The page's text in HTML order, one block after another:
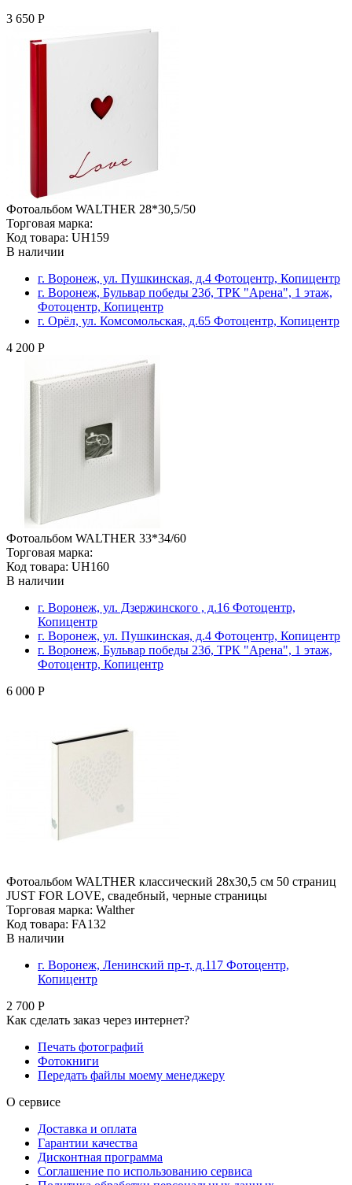
3 650 Р
Фотоальбом WALTHER 28*30,5/50
Торговая марка:
Код товара: UH159
В наличии
г. Воронеж, ул. Пушкинская, д.4 Фотоцентр, Копицентр
г. Воронеж, Бульвар победы 23б, ТРК "Арена", 1 этаж,
Фотоцентр, Копицентр
г. Орёл, ул. Комсомольская, д.65 Фотоцентр, Копицентр
4 200 Р
Фотоальбом WALTHER 33*34/60
Торговая марка:
Код товара: UH160
В наличии
г. Воронеж, ул. Дзержинского , д.16 Фотоцентр,
Копицентр
г. Воронеж, ул. Пушкинская, д.4 Фотоцентр, Копицентр
г. Воронеж, Бульвар победы 23б, ТРК "Арена", 1 этаж,
Фотоцентр, Копицентр
6 000 Р
Фотоальбом WALTHER классический 28x30,5 см 50 страниц
JUST FOR LOVE, свадебный, черные страницы
Торговая марка: Walther
Код товара: FA132
В наличии
г. Воронеж, Ленинский пр-т, д.117 Фотоцентр,
Копицентр
2 700 Р
Как сделать заказ через интернет?
Печать фотографий
Фотокниги
Передать файлы моему менеджеру
О сервисе
Доставка и оплата
Гарантии качества
Дисконтная программа
Соглашение по использованию сервиса